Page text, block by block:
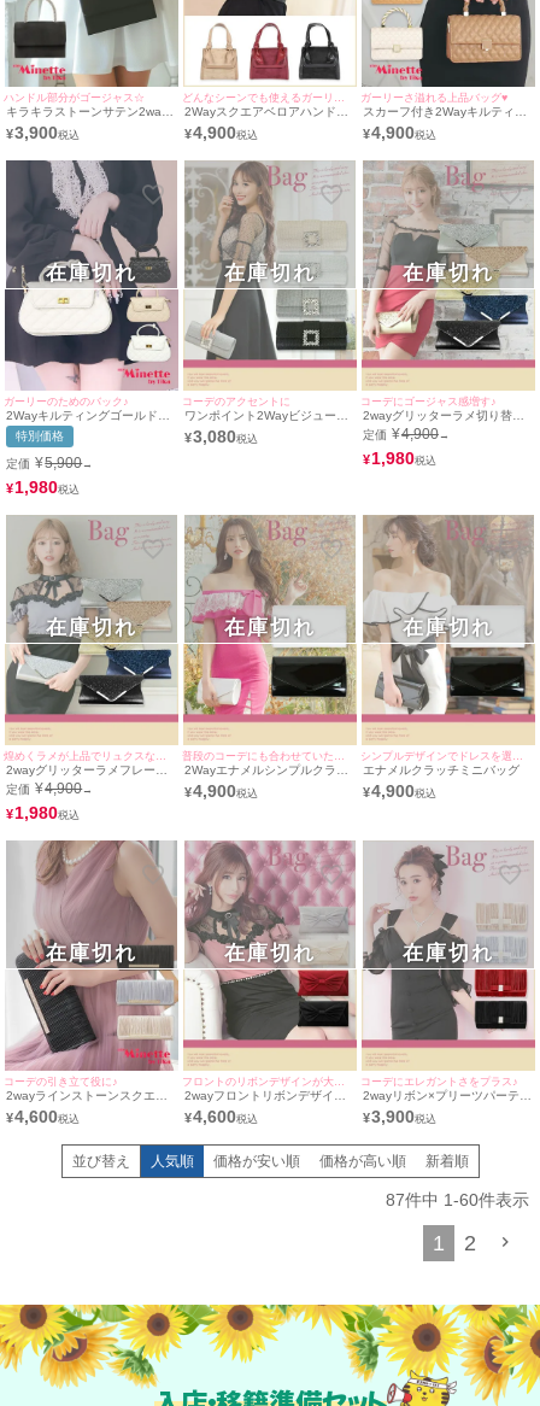
ハンドル部分がゴージャス☆
キラキラストーンサテン2way
ハンドミニバッグ
¥3,900
2Wayスクエアベロアハンドバ
ッグ
¥4,900
ガーリーさ溢れる上品バッグ♥
スカーフ付き2Wayキルティン
グバッグ
¥4,900
ガーリーのためのバック♪
2Wayキルティングゴールドチ
ェーン付きハンドルバッグ
特別価格
定価 ¥5,900→
¥1,980
在庫切れ
コーデのアクセントに
ワンポイント2Wayビジューラ
メクラッチミニバック
¥3,080
在庫切れ
コーデにゴージャス感増す♪
2wayグリッターラメ切り替え
フレームデザインミニバッグ
定価 ¥4,900→
¥1,980
在庫切れ
2wayグリッターラメフレーム
ミニバッグ
定価 ¥4,900→
¥1,980
在庫切れ
2Wayエナメルシンプルクラッ
チミニバッグ
¥4,900
在庫切れ
エナメルクラッチミニバッグ
¥4,900
在庫切れ
コーデの引き立て役に♪
2wayラインストーンスクエア
パーティーバッグ
¥4,600
在庫切れ
フロントのリボンデザインが大人可愛い♪
2wayフロントリボンデザイン
パーティーバッグ
¥4,600
在庫切れ
コーデにエレガントさをプラス♪
2wayリボン×プリーツパーティ
ーバッグ
¥3,900
在庫切れ
並び替え 人気順 価格が安い順 価格が高い順 新着順
87件中 1-60件表示
1 2